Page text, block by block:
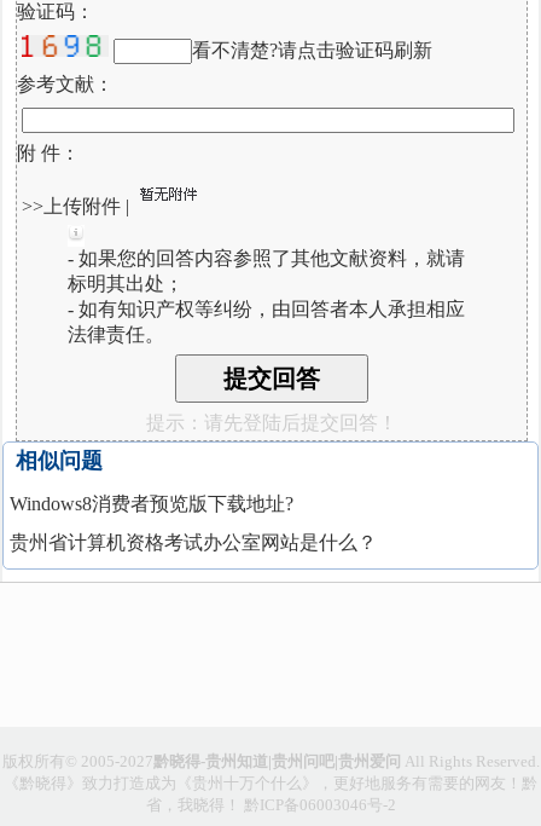
验证码：
看不清楚?请点击验证码刷新
参考文献：
附 件：
>>上传附件 |
- 如果您的回答内容参照了其他文献资料，就请
标明其出处；
- 如有知识产权等纠纷，由回答者本人承担相应
法律责任。
提示：请先登陆后提交回答！
相似问题
Windows8消费者预览版下载地址?
贵州省计算机资格考试办公室网站是什么？
版权所有© 2005-2027黔晓得-贵州知道|贵州问吧|贵州爱问 All Rights Reserved.
《黔晓得》致力打造成为《贵州十万个什么》，更好地服务有需要的网友！黔
省，我晓得！
黔ICP备06003046号-2